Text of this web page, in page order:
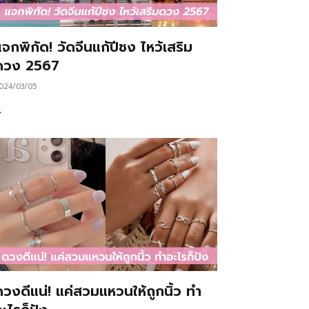
กพิกัด! วัดจีนแก้ปีชง ไหว้เสริม
ง 2567
03/05
งดีแน่! แค่สวมแหวนให้ถูกนิ้ว ทำ